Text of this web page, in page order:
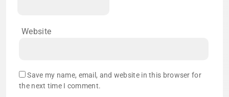
Website
Save my name, email, and website in this browser for
the next time I comment.